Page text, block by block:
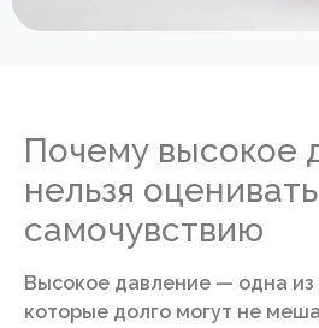
Почему высокое
нельзя
самочувствию
Высокое давление — одна из
которые долго могут не